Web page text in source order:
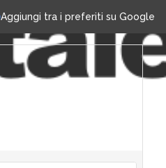
Aggiungi tra i preferiti su Google